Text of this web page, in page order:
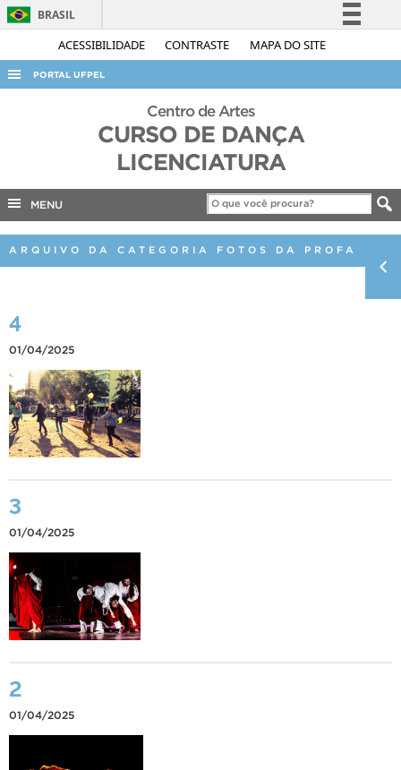
ACESSIBILIDADE CONTRASTE MAPA DO SITE
BRASIL
Simplifique!
Acesso à informação
Legislação
PORTAL UFPEL
ACESSO À INFORMAÇÃO
TELEFONES
Centro de Artes
CURSO DE DANÇA
LICENCIATURA
MENU
ARQUIVO DA CATEGORIA FOTOS DA PROFA
4
01/04/2025
3
01/04/2025
2
01/04/2025